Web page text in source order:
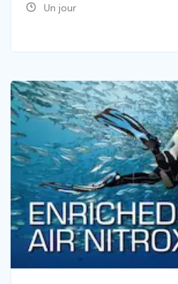
Un jour